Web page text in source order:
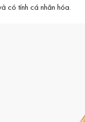
có tính cá nhân hóa.